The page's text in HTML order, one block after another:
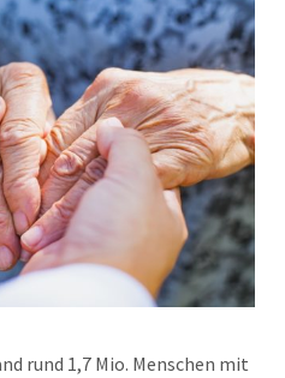
rund 1,7 Mio. Menschen mit